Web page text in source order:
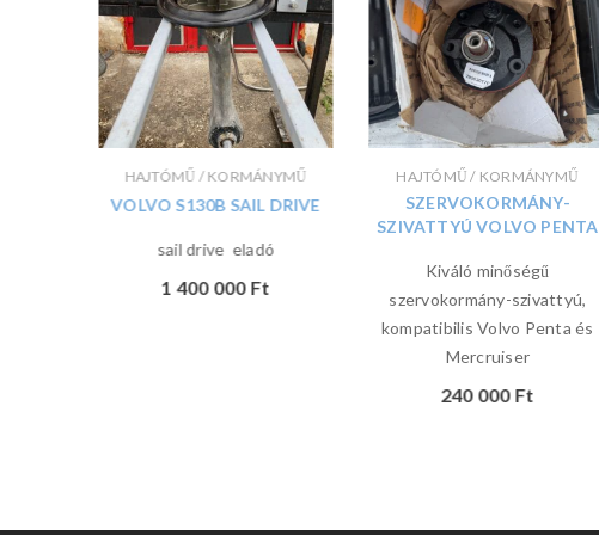
HAJTÓMŰ / KORMÁNYMŰ
VOLVO S130B SAIL DRIVE
sail drive eladó
1 400 000 Ft
HAJTÓMŰ / KORMÁNYMŰ
SZERVOKORMÁNY-
SZIVATTYÚ VOLVO PENTA
Kiváló minőségű
szervokormány-szivattyú,
kompatibilis Volvo Penta és
Mercruiser
240 000 Ft